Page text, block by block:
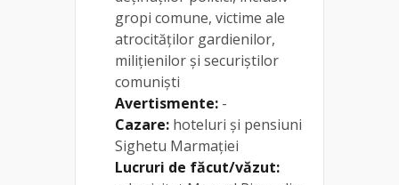
gropi comune, victime ale
atrocităților gardienilor,
milițienilor și securiștilor
comuniști
Avertismente: -
Cazare: hoteluri și pensiuni
Sighetu Marmației
Lucruri de făcut/văzut: